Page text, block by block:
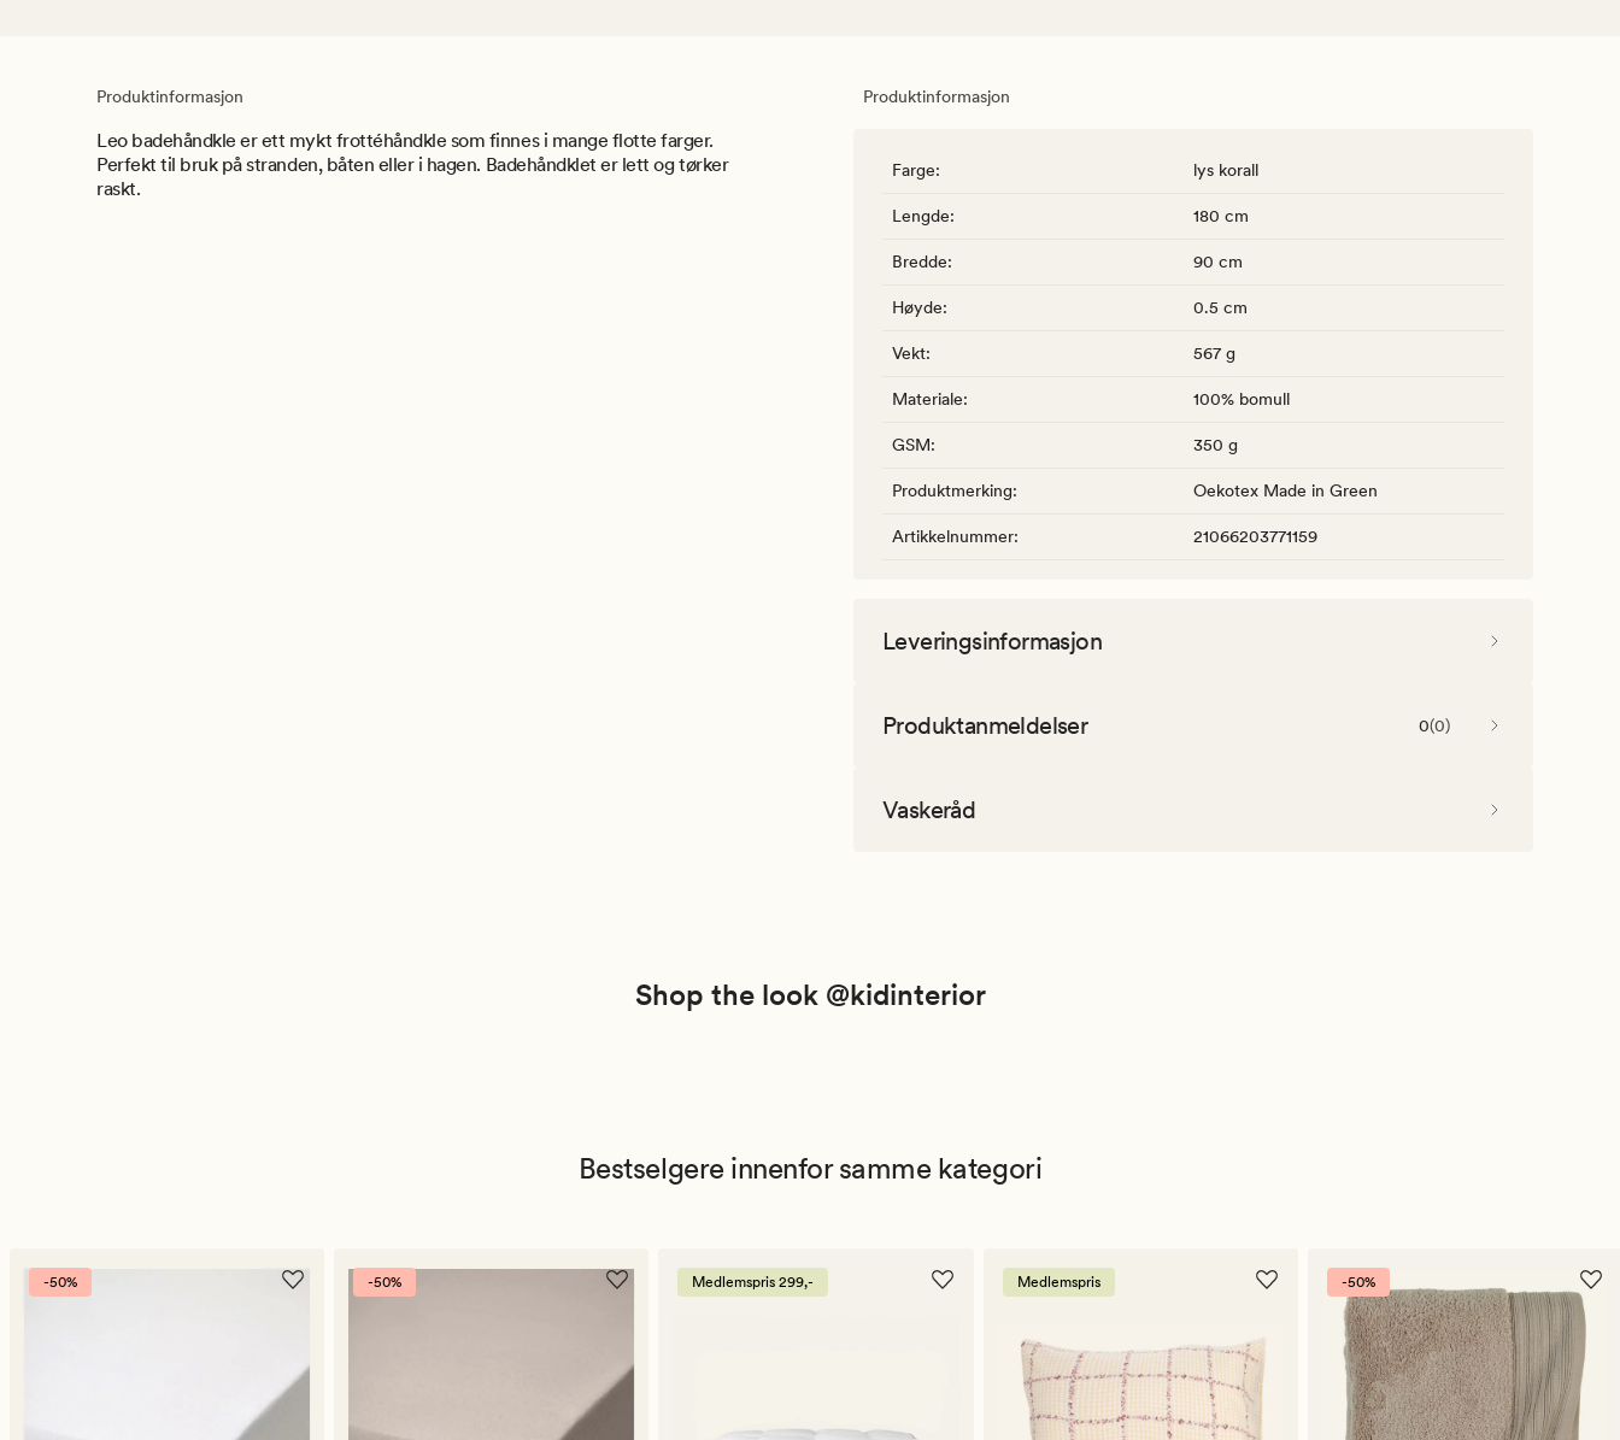
Produktinformasjon
Leo badehåndkle er ett mykt frottéhåndkle som finnes i mange flotte farger.
Perfekt til bruk på stranden, båten eller i hagen. Badehåndklet er lett og tørker
raskt.
Produktinformasjon
Farge: lys korall
Lengde: 180 cm
Bredde: 90 cm
Høyde: 0.5 cm
Vekt: 567 g
Materiale: 100% bomull
GSM: 350 g
Produktmerking: Oekotex Made in Green
Artikkelnummer: 21066203771159
Leveringsinformasjon
Produktanmeldelser 0(0)
Vaskeråd
Shop the look @kidinterior
Bestselgere innenfor samme kategori
-50% -50% Medlemspris 299,- Medlemspris -50%